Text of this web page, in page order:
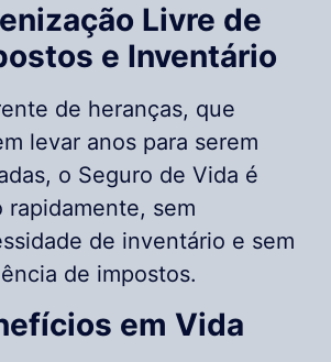
Livre de
e Inventário
de heranças, que
levar anos para serem
o Seguro de Vida é
rapidamente, sem
de inventário e sem
de impostos.
em Vida